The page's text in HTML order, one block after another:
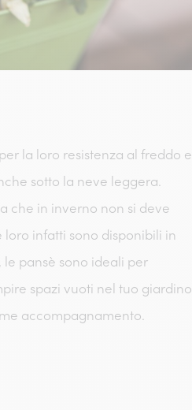
la loro resistenza al freddo e
sotto la neve leggera.
che in inverno non si deve
infatti sono disponibili in
pansè sono ideali per
spazi vuoti nel tuo giardino
accompagnamento.